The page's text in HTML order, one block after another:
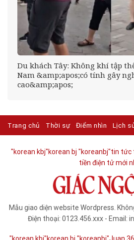
Du khách Tây: Không khí tập
Nam &amp;apos;có tính gây
cao&amp;apos;
Trang chủ Thời sự Điểm nhìn Lịch
"korean kbj​"korean bj "koreanbj​"tin tức
tiền điện tử mới
Mẫu giao diện website Wordpress.
Điện thoại: 0123.456.xxx - Email: